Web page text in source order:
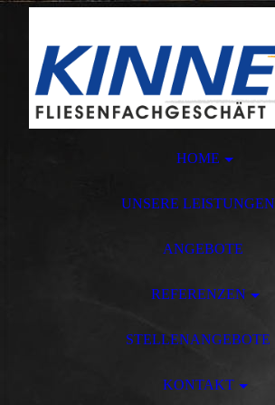
HOME
UNSERE LEISTUNGEN
ANGEBOTE
REFERENZEN
STELLENANGEBOTE
KONTAKT